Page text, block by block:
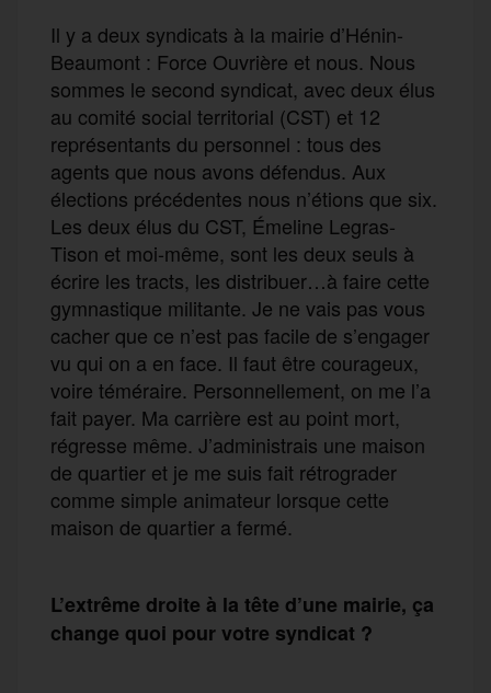
Il y a deux syndicats à la mairie d’Hénin-
Beaumont : Force Ouvrière et nous. Nous
sommes le second syndicat, avec deux élus
au comité social territorial (CST) et 12
représentants du personnel : tous des
agents que nous avons défendus. Aux
élections précédentes nous n’étions que six.
Les deux élus du CST, Émeline Legras-
Tison et moi-même, sont les deux seuls à
écrire les tracts, les distribuer…à faire cette
gymnastique militante. Je ne vais pas vous
cacher que ce n’est pas facile de s’engager
vu qui on a en face. Il faut être courageux,
voire téméraire. Personnellement, on me l’a
fait payer. Ma carrière est au point mort,
régresse même. J’administrais une maison
de quartier et je me suis fait rétrograder
comme simple animateur lorsque cette
maison de quartier a fermé.
L’extrême droite à la tête d’une mairie, ça
change quoi pour votre syndicat ?